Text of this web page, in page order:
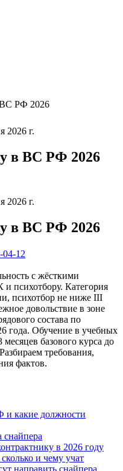
ВС РФ 2026
2026 г.
в ВС РФ 2026
2026 г.
в ВС РФ 2026
04-12
с жёсткими
психотбору. Категория
психотбор не ниже III
довольствие в зоне
состава по
года. Обучение в учебных
базового курса до
требования,
фактов.
и какие должности
снайпера
в 2026 году
и чему учат